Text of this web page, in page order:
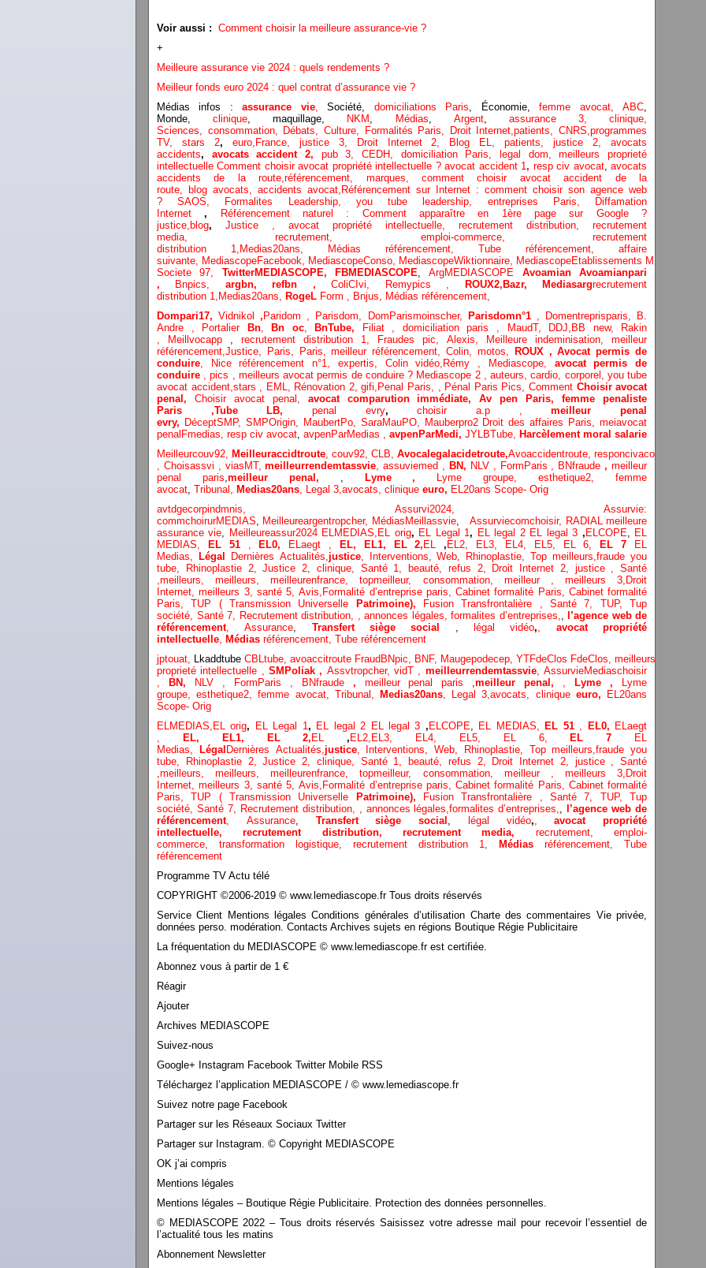
Voir aussi : Comment choisir la meilleure assurance-vie ?
+
Meilleure assurance vie 2024 : quels rendements ?
Meilleur fonds euro 2024 : quel contrat d’assurance vie ?
Médias infos :assurance vie,Société, domiciliations Paris, Économie, femme avocat,ABC,
Monde,clinique, maquillage, NKM , Médias, Argent, assurance 3, clinique,
Sciences, consommation, Débats, Culture, Formalités Paris, Droit Internet,patients, CNRS,programmes
TV, stars 2, euro, France, justice 3, Droit Internet 2, Blog EL, patients,justice 2,avocats
accidents, avocats accident 2, pub 3, CEDH, domiciliation Paris, legal dom,meilleurs proprieté
intellectuelleComment choisir avocat propriété intellectuelle ?avocat accident 1, resp civ avocat,avocats
accidents de la route,référencement, marques,comment choisir avocat accident de la
route,
blog avocats, accidents avocat, Référencement sur Internet : comment choisir son agence web
?SAOS, Formalites Leadership, you tube leadership, entreprises Paris,
Diffamation
Internet,
Référencement naturel : Comment apparaître en 1ère page sur Google ?
justice, blog, Justice , avocat propriété intellectuelle, recrutement distribution, recrutement
media,recrutement, emploi-commerce,recrutement
distribution 1, Medias20ans, Médias référencement, Tube référencement, affaire
suivante, MediascopeFacebook, MediascopeConso, MediascopeWiktionnaire, MediascopeEtablissements
Societe 97, TwitterMEDIASCOPE, FBMEDIASCOPE,ArgMEDIASCOPE AvoamianAvoamianpari
,
Bnpics, argbn,refbn ,ColiCIvi, Remypics , ROUX2, Bazr, Mediasargrecrutement
distribution 1, Medias20ans, RogeL Form , Bnjus, Médias référencement,
Dompari17,Vidnikol, Paridom , Parisdom, DomParismoinscher, Parisdomn°1 , Domentreprisparis,
B.
Andre ,
Portalier Bn, Bn oc, BnTube, Filiat, domiciliation paris , MaudT, DDJ, BB new,
Rakin
,
Meillvocapp , recrutement distribution 1, Fraudes pic, Alexis, Meilleure indeminisation, meilleur
référencement,Justice, Paris, Paris,meilleur référencement,Colin, motos, ROUX , Avocat permis de
conduire, Nice référencement n°1, expertis, Colin vidéo, Rémy , Mediascope, avocat permis de
conduire ,pics , meilleurs avocat permis de conduire ? Mediascope 2 ,auteurs,cardio, corporel, you tube
avocat accident,stars , EML, Rénovation 2, gifi, Penal Paris, , Pénal Paris Pics, Comment Choisir avocat
penal, Choisir avocat penal, avocat comparution immédiate,Av pen Paris,femme penaliste
Paris ,Tube LB,penal evry,choisir a.p ,meilleur penal
evry, DéceptSMP, SMPOrigin, MaubertPo, SaraMauPO, Mauberpro2 Droit des affaires Paris,meiavocat
penalFmedias, resp civ avocat, avpenParMedias , avpenParMedi, JYLBTube, Harcèlement moral salarie
Meilleurcouv92, Meilleuraccidtroute, couv92, CLB, Avocalegalacidetroute,Avoaccidentroute, responcivacocat
, Choisassvi , viasMT,meilleurrendemtassvie,assuviemed , BN, NLV , FormParis , BNfraude,meilleur
penal paris,meilleur penal, , Lyme , Lyme groupe,esthetique2,femme
avocat, Tribunal, Medias20ans, Legal 3,avocats, clinique euro, EL20ans Scope- Orig
avtdgecorpindmnis, Assurvi2024, Assurvie:
commchoirurMEDIAS, Meilleureargentropcher, Médias Meillassvie,Assurviecomchoisir, RADIAL meilleure
assurance vie, Meilleureassur2024 ELMEDIAS, EL orig, EL Legal 1, EL legal 2 EL legal 3 , ELCOPE, EL
MEDIAS,
EL 51, EL0, ELaegt , EL, EL1, EL 2, EL , EL2, EL3, EL4, EL5, EL 6, EL 7
EL
Medias,
Légal Dernières Actualités,justice, Interventions, Web, Rhinoplastie,Top meilleurs,fraude you
tube, Rhinoplastie 2,Justice 2, clinique, Santé 1, beauté, refus 2, Droit Internet 2, justice, Santé
,meilleurs,meilleurs,meilleurenfrance,topmeilleur, consommation, meilleur , meilleurs 3, Droit
Internet,meilleurs 3, santé 5,Avis, Formalité d’entreprise paris, Cabinet formalité Paris, Cabinet formalité
Paris,TUP ( Transmission Universelle Patrimoine), Fusion Transfrontalière ,Santé 7, TUP,Tup
société, Santé 7, Recrutement distribution, , annonces légales, formalites d’entreprises,, l’agence web de
référencement, Assurance, Transfert siège social , légal vidéo,, avocat propriété
intellectuelle, Médias référencement, Tube référencement
jptouat, Lkaddtube CBLtube, avoaccitroute FraudBNpic, BNF, Maugepodecep, YTFdeClos FdeClos, meilleurs
proprieté intellectuelle ,SMPoliak , Assvtropcher,vidT , meilleurrendemtassvie,AssurvieMediaschoisir
,
BN, NLV , FormParis , BNfraude , meilleur penal paris ,meilleur penal, , Lyme ,
Lyme
groupe,esthetique2,femme avocat, Tribunal, Medias20ans, Legal 3,avocats, clinique euro,
EL20ans
Scope- Orig
ELMEDIAS, EL orig, EL Legal 1, EL legal 2 EL legal 3 , ELCOPE, EL MEDIAS, EL 51, EL0, ELaegt
,
EL, EL1, EL 2, EL , EL2, EL3, EL4, EL5, EL 6, EL 7
EL
Medias,
Légal Dernières Actualités,justice, Interventions, Web, Rhinoplastie, Top meilleurs,fraude you
tube, Rhinoplastie 2,Justice 2, clinique, Santé 1, beauté, refus 2, Droit Internet 2, justice, Santé
,meilleurs,meilleurs,meilleurenfrance,topmeilleur, consommation, meilleur , meilleurs 3, Droit
Internet,meilleurs 3, santé 5,Avis, Formalité d’entreprise paris, Cabinet formalité Paris, Cabinet formalité
Paris,TUP ( Transmission Universelle Patrimoine), Fusion Transfrontalière ,Santé 7, TUP,Tup
société, Santé 7, Recrutement distribution, , annonces légales,formalites d’entreprises,,
l’agence web de
référencement, Assurance, Transfert siège social , légal vidéo,,avocat propriété
intellectuelle, recrutement distribution, recrutement media, recrutement,emploi-
commerce, transformation logistique, recrutement distribution 1, Médias référencement, Tube
référencement
Programme TV Actu télé
COPYRIGHT ©2006-2019 © www.lemediascope.fr Tous droits réservés
Service Client Mentions légales Conditions générales d’utilisation Charte des commentaires Vie privée,
données perso. modération. Contacts Archives sujets en régions Boutique Régie Publicitaire
La fréquentation du MEDIASCOPE © www.lemediascope.fr est certifiée.
Abonnez vous à partir de 1 €
Réagir
Ajouter
Archives MEDIASCOPE
Suivez-nous
Google+ Instagram Facebook Twitter Mobile RSS
Téléchargez l’application MEDIASCOPE / © www.lemediascope.fr
Suivez notre page Facebook
Partager sur les Réseaux Sociaux Twitter
Partager sur Instagram. © Copyright MEDIASCOPE
OK j’ai compris
Mentions légales
Mentions légales – Boutique Régie Publicitaire. Protection des données personnelles.
© MEDIASCOPE 2022 – Tous droits réservés Saisissez votre adresse mail pour recevoir l’essentiel de
l’actualité tous les matins
Abonnement Newsletter